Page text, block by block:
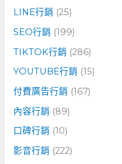
LINE行銷 (25)
SEO行銷 (199)
TIKTOK行銷 (286)
YOUTUBE行銷 (15)
付費廣告行銷 (167)
內容行銷 (89)
口碑行銷 (10)
影音行銷 (222)